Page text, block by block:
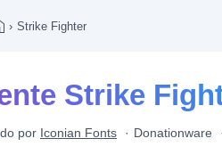
› Strike Fighter
Strike
por Iconian Fonts Donationware